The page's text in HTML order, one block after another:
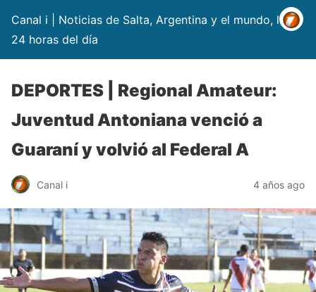
Canal i | Noticias de Salta, Argentina y el mundo, las
24 horas del día
DEPORTES | Regional Amateur:
Juventud Antoniana venció a
Guaraní y volvió al Federal A
Canal i 4 años ago